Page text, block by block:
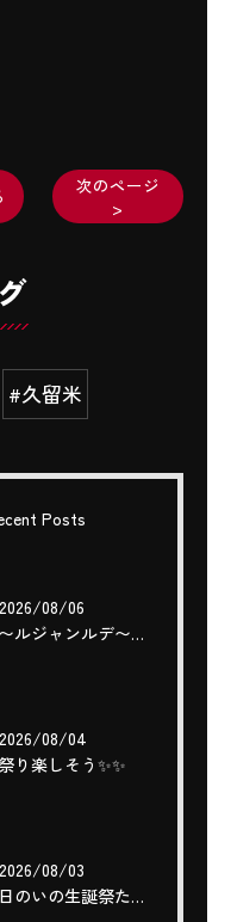
次のページ
>
#久留米
Posts
2026/08/06
‎オ〜ルジャンルデ〜〜🎤٩(ˊОˋ*)🎶
2026/08/04
り楽しそう✨️✨️
2026/08/03
先日のいの生誕祭たくさんのご来店ありがとうございました‼️🌼...